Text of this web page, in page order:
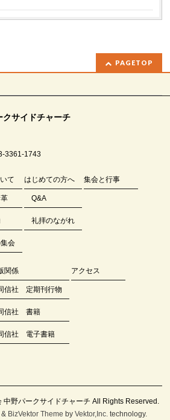
PAGETOP
クサイドチャーチ
3361-1743
て
会
はじめての方へ
Q&A
礼拝のながれ
集会と行事
関係
信社 定期刊行物
信社 書籍
信社 電子書籍
アクセス
中野パークサイドチャーチ All Rights Reserved.
& BizVektor Theme byVektor,Inc. technology.